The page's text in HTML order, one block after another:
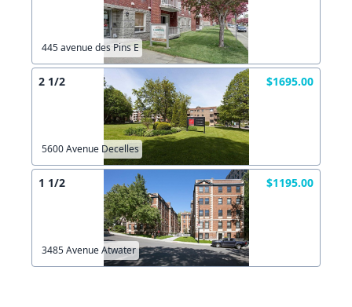
445 avenue des Pins E
2 1/2 $1695.00
5600 Avenue Decelles
1 1/2 $1195.00
3485 Avenue Atwater